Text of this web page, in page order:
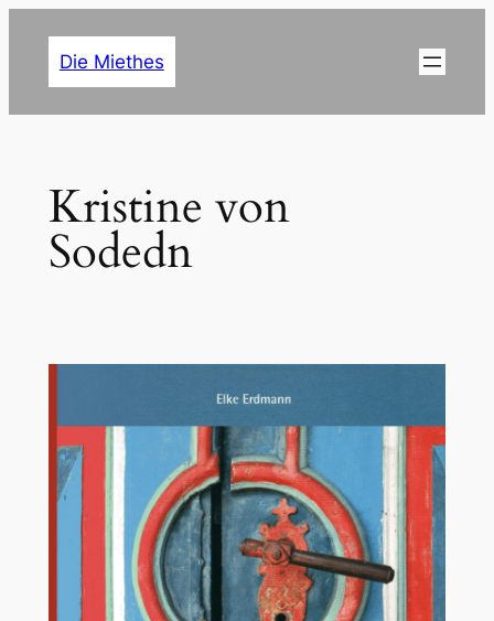
Die Miethes
Kristine von
Sodedn